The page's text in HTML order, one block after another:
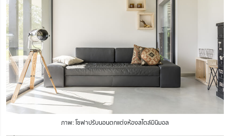
ภาพ: โซฟาปรับนอนตกแต่งห้องสไตล์มินิมอล